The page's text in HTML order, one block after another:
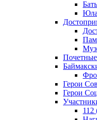
Герои
Герои
112